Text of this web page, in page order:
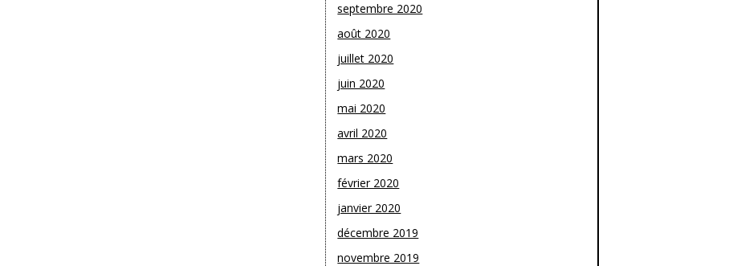
septembre 2020
août 2020
juillet 2020
juin 2020
mai 2020
avril 2020
mars 2020
février 2020
janvier 2020
décembre 2019
novembre 2019